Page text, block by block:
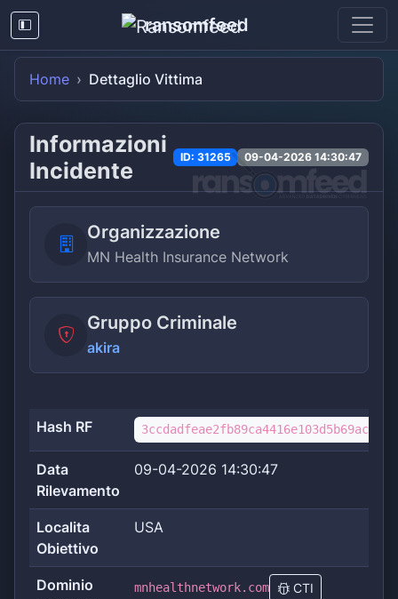
ransomfeed
Home Dettaglio Vittima
Informazioni
Incidente
ID: 31265 09-04-2026 14:30:47
Organizzazione
MN Health Insurance Network
Gruppo Criminale
akira
Hash RF
Data
Rilevamento
09-04-2026 14:30:47
Localita
Obiettivo
USA
Dominio
mnhealthnetwork.com CTI